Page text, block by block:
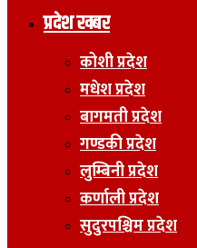
प्रदेश खबर
कोशी प्रदेश
मधेश प्रदेश
बागमती प्रदेश
गण्डकी प्रदेश
लुम्बिनी प्रदेश
कर्णाली प्रदेश
सुदुरपश्चिम प्रदेश